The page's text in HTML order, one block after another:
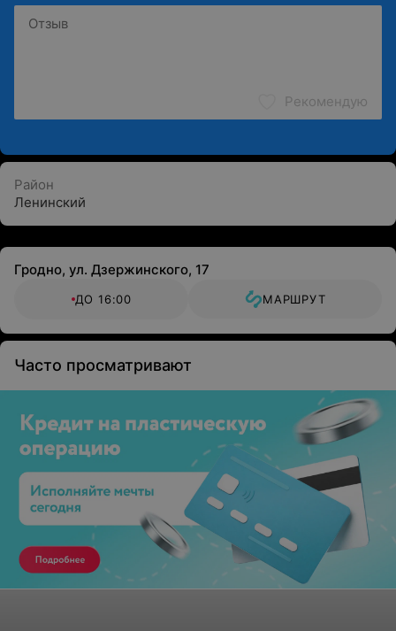
Рекомендую
Район
Ленинский
Гродно, ул. Дзержинского, 17
ДО 16:00 МАРШРУТ
Часто просматривают